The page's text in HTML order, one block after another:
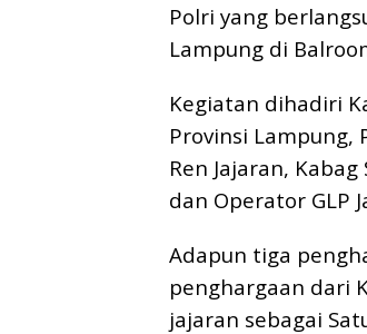
Polri yang
Lampung di
Kegiatan dihadiri
Provinsi Lampung,
Ren Jajaran,
dan Operator GLP
Adapun tiga
penghargaan dari
jajaran sebagai